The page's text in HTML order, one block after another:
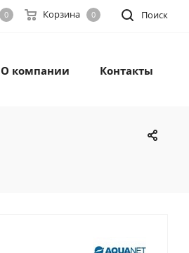
Поиск
0 Корзина 0
О компании Контакты